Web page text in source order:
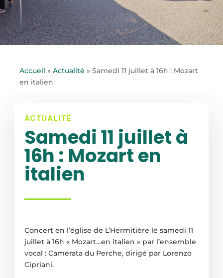
Accueil » Actualité » Samedi 11 juillet à 16h : Mozart
en italien
ACTUALITÉ
Samedi 11 juillet à
16h : Mozart en
italien
Concert en l’église de L’Hermitière le samedi 11
juillet à 16h « Mozart…en italien » par l’ensemble
vocal : Camerata du Perche, dirigé par Lorenzo
Cipriani.